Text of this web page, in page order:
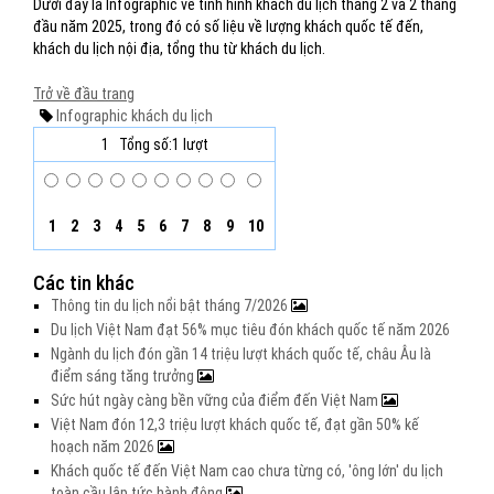
Dưới đây là Infographic về tình hình khách du lịch tháng 2 và 2 tháng
đầu năm 2025, trong đó có số liệu về lượng khách quốc tế đến,
khách du lịch nội địa, tổng thu từ khách du lịch.
Trở về đầu trang
Infographic khách du lịch
1
Tổng số:1 lượt
1 2 3 4 5 6 7 8 9 10
Các tin khác
Thông tin du lịch nổi bật tháng 7/2026
Du lịch Việt Nam đạt 56% mục tiêu đón khách quốc tế năm 2026
Ngành du lịch đón gần 14 triệu lượt khách quốc tế, châu Âu là
điểm sáng tăng trưởng
Sức hút ngày càng bền vững của điểm đến Việt Nam
Việt Nam đón 12,3 triệu lượt khách quốc tế, đạt gần 50% kế
hoạch năm 2026
Khách quốc tế đến Việt Nam cao chưa từng có, 'ông lớn' du lịch